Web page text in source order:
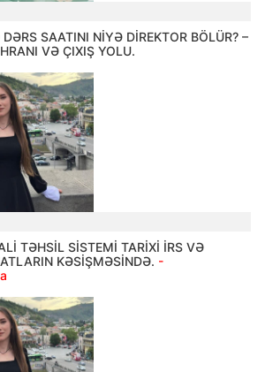
SAATINI NİYƏ DİREKTOR BÖLÜR? –
VƏ ÇIXIŞ YOLU.
TƏHSİL SİSTEMİ TARİXİ İRS VƏ
KƏSİŞMƏSİNDƏ. -